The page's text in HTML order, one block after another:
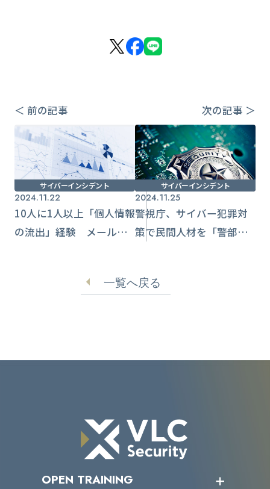
＜ 前の記事 次の記事 ＞
サイバーインシデント
2024.11.22
10人に1人以上「個人情報
の流出」経験 メール誤
サイバーインシデント
2024.11.25
警視庁、サイバー犯罪対
策で民間人材を「警部」
一覧へ戻る
OPEN TRAINING